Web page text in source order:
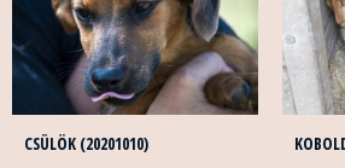
CSÜLÖK (20201010)